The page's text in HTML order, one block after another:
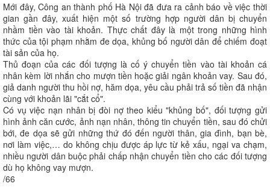
Mới đây, Công an thành phố Hà Nội đã đưa ra cảnh báo về việc thời
gian gần đây, xuất hiện một số trường hợp người dân bị chuyển
nhầm tiền vào tài khoản. Thực chất đây là một trong những hình
thức của tội phạm nhằm đe dọa, khủng bố người dân để chiếm đoạt
tài sản của họ.
Thủ đoạn của các đối tượng là cố ý chuyển tiền vào tài khoản cá
nhân kèm lời nhắn cho mượn tiền hoặc giải ngân khoản vay. Sau đó,
giả danh người thu hồi nợ, hăm dọa, yêu cầu phải trả số tiền đã nhận
cùng với khoản lãi "cắt cổ".
Có vụ việc nạn nhân bị đòi nợ theo kiểu "khủng bố", đối tượng gửi
hình ảnh căn cước, ảnh nạn nhân, thông tin chuyển tiền, sau đó chửi
bới, đe dọa sẽ gửi những thứ đó đến người thân, gia đình, bạn bè,
nơi làm việc,… do không chịu được áp lực từ kẻ xấu, ngại va chạm,
nhiều người dân buộc phải chấp nhận chuyển tiền cho các đối tượng
dù họ không vay mượn.
/66